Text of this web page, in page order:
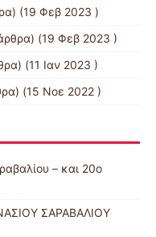
(19 Φεβ 2023 )
(19 Φεβ 2023 )
(11 Ιαν 2023 )
(15 Νοε 2022 )
– και 20ο
ΣΑΡΑΒΑΛΙΟΥ